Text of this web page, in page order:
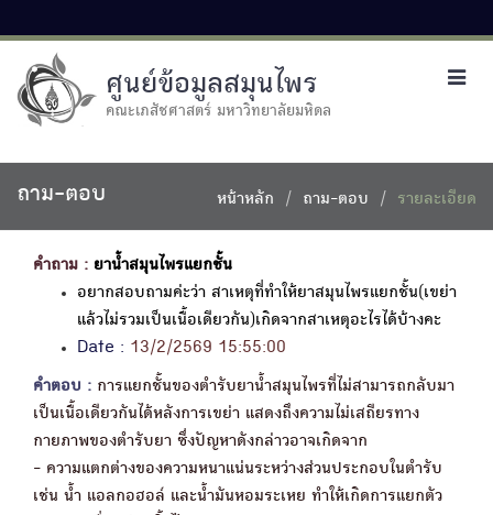
ศูนย์ข้อมูลสมุนไพร
คณะเภสัชศาสตร์ มหาวิทยาลัยมหิดล
ถาม-ตอบ หน้าหลัก ถาม-ตอบ รายละเอียด
คำถาม : ยาน้ำสมุนไพรแยกชั้น
อยากสอบถามค่ะว่า สาเหตุที่ทำให้ยาสมุนไพรแยกชั้น(เขย่า
แล้วไม่รวมเป็นเนื้อเดียวกัน)เกิดจากสาเหตุอะไรได้บ้างคะ
Date : 13/2/2569 15:55:00
คำตอบ : การแยกชั้นของตำรับยาน้ำสมุนไพรที่ไม่สามารถกลับมา
เป็นเนื้อเดียวกันได้หลังการเขย่า แสดงถึงความไม่เสถียรทาง
กายภาพของตำรับยา ซึ่งปัญหาดังกล่าวอาจเกิดจาก
- ความแตกต่างของความหนาแน่นระหว่างส่วนประกอบในตำรับ
เช่น น้ำ แอลกอฮอล์ และน้ำมันหอมระเหย ทำให้เกิดการแยกตัว